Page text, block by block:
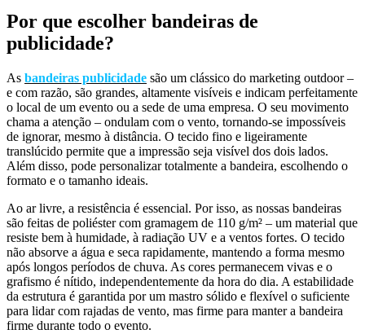
Por que escolher bandeiras de
publicidade?
As bandeiras publicidade são um clássico do marketing outdoor –
e com razão, são grandes, altamente visíveis e indicam perfeitamente
o local de um evento ou a sede de uma empresa. O seu movimento
chama a atenção – ondulam com o vento, tornando-se impossíveis
de ignorar, mesmo à distância. O tecido fino e ligeiramente
translúcido permite que a impressão seja visível dos dois lados.
Além disso, pode personalizar totalmente a bandeira, escolhendo o
formato e o tamanho ideais.
Ao ar livre, a resistência é essencial. Por isso, as nossas bandeiras
são feitas de poliéster com gramagem de 110 g/m² – um material que
resiste bem à humidade, à radiação UV e a ventos fortes. O tecido
não absorve a água e seca rapidamente, mantendo a forma mesmo
após longos períodos de chuva. As cores permanecem vivas e o
grafismo é nítido, independentemente da hora do dia. A estabilidade
da estrutura é garantida por um mastro sólido e flexível o suficiente
para lidar com rajadas de vento, mas firme para manter a bandeira
firme durante todo o evento.